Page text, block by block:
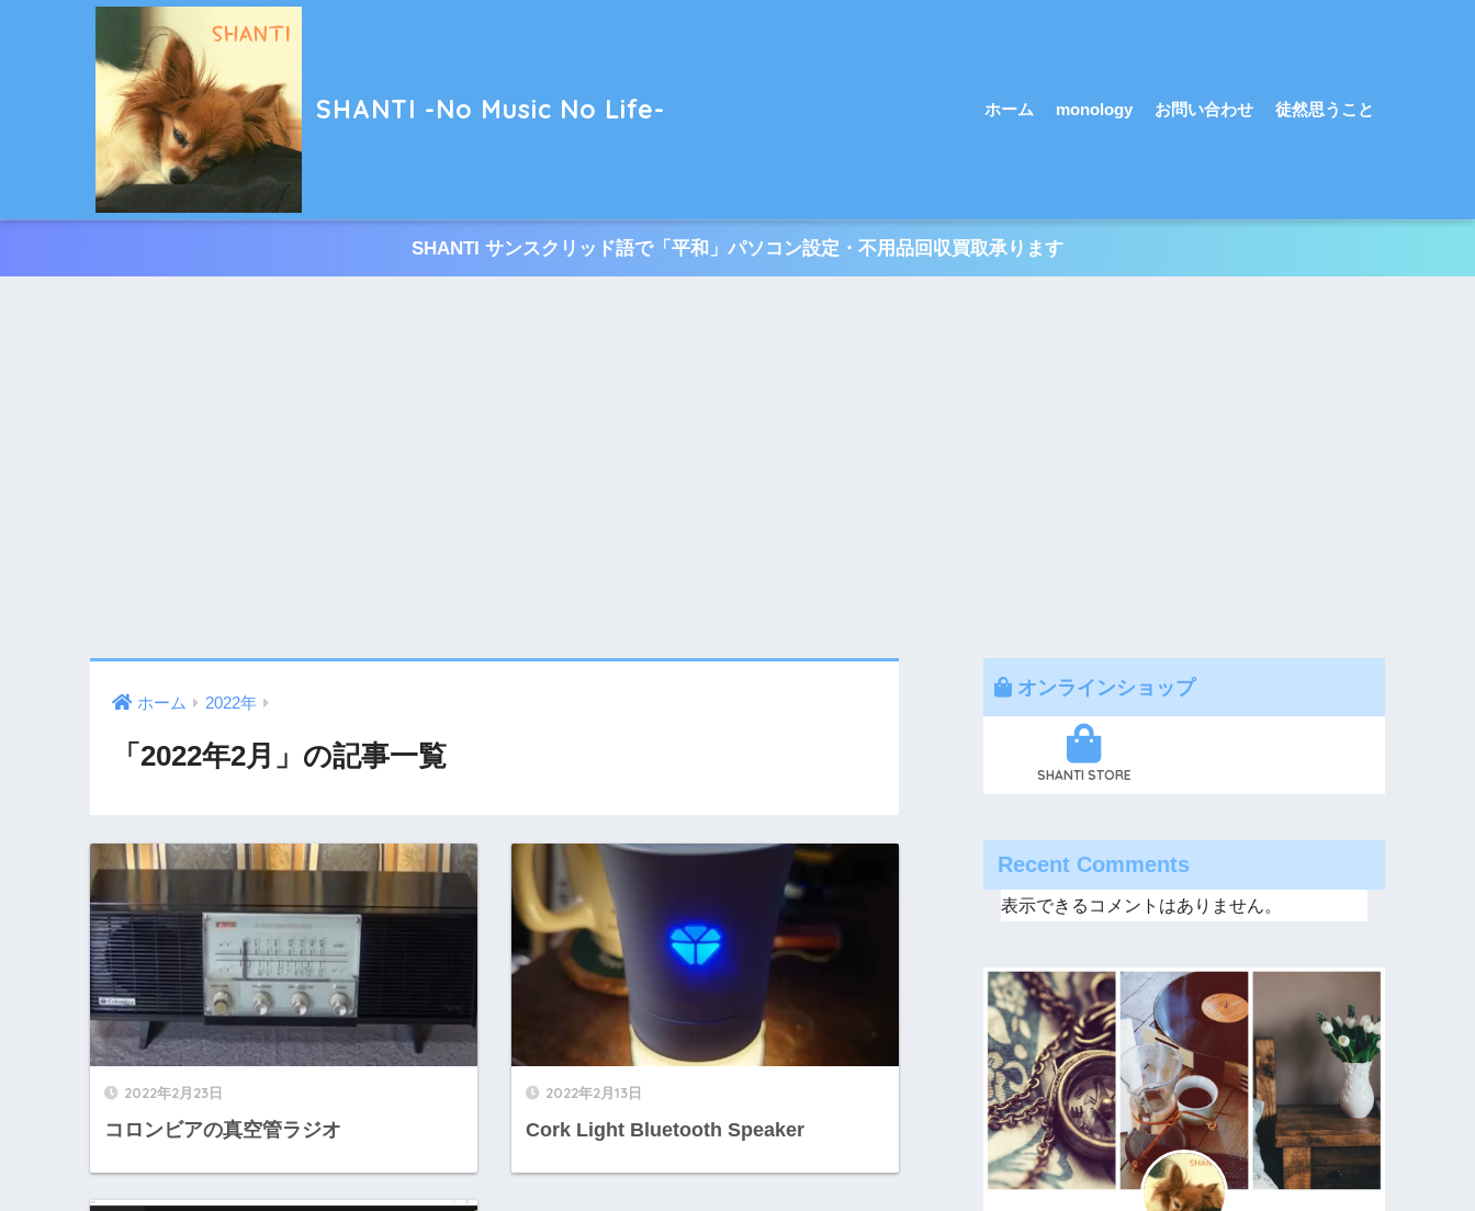
SHANTI -No Music No Life- ホーム monology お問い合わせ 徒然思うこと
SHANTI サンスクリッド語で「平和」パソコン設定・不用品回収買取承ります
ホーム 2022年
「2022年2月」の記事一覧
2022年2月23日
コロンビアの真空管ラジオ
2022年2月13日
Cork Light Bluetooth Speaker
オンラインショップ
SHANTI STORE
Recent Comments
表示できるコメントはありません。